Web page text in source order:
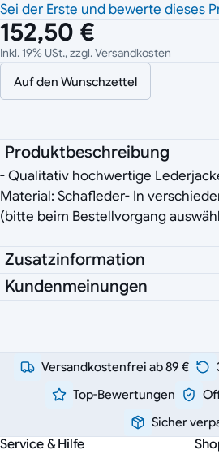
Sei der Erste und bewerte dieses
152,50 €
Inkl. 19% USt., zzgl.Versandkosten
Auf den Wunschzettel
Produktbeschreibung
- Qualitativ hochwertige
Material: Schafleder- In
(bitte beim Bestellvorgang
Zusatzinformation
Kundenmeinungen
Versandkostenfrei ab 89 €
Top-Bewertungen
Sicher
Service & Hilfe